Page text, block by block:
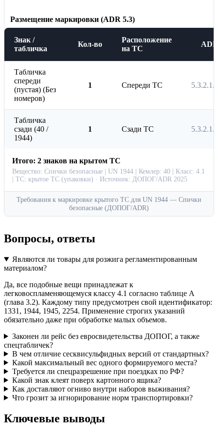
Размещение маркировки (ADR 5.3)
Знак /
табличка
Кол-во
Расположение
на ТС
ADR
Табличка
спереди
(пустая) (Без
номеров)
1 Спереди ТС 5.3.2.1.1
Табличка
сзади (40 /
1944)
1 Сзади ТС 5.3.2.1.1
Итого: 2 знаков на крытом ТС
Вещество: Спички безопасные | UN 1944 | Кемлер: 40 | Класс: 4.1
| ТС: крытое ТС (упаковки) · Источник: ДОПОГ/ADR 2025
Требования к маркировке крытого ТС для UN 1944 — Спички
безопасные (ДОПОГ/ADR)
Вопросы, ответы
Являются ли товары для розжига регламентированным
материалом?
Да, все подобные вещи принадлежат к
легковоспламеняющемуся классу 4.1 согласно таблице А
(глава 3.2). Каждому типу предусмотрен свой идентификатор:
1331, 1944, 1945, 2254. Применение строгих указаний
обязательно даже при обработке малых объемов.
Законен ли рейс без евросвидетельства ДОПОГ, а также
спецтабличек?
В чем отличие сесквисульфидных версий от стандартных?
Какой максимальный вес одного формируемого места?
Требуется ли спецразрешение при поездках по РФ?
Какой знак клеят поверх картонного ящика?
Как доставляют огниво внутри наборов выживания?
Что грозит за игнорирование норм транспортировки?
Ключевые выводы